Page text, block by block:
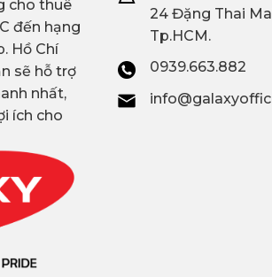
cho thuê
đến hạng
Hồ Chí
sẽ hỗ trợ
nhất,
ích cho
24 Đặng Thai
Tp.HCM.
0939.663.882